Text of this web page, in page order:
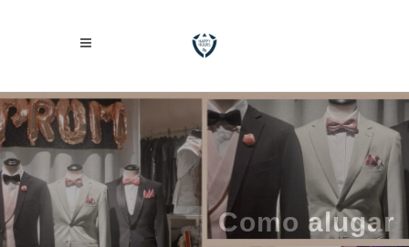
Como alugar